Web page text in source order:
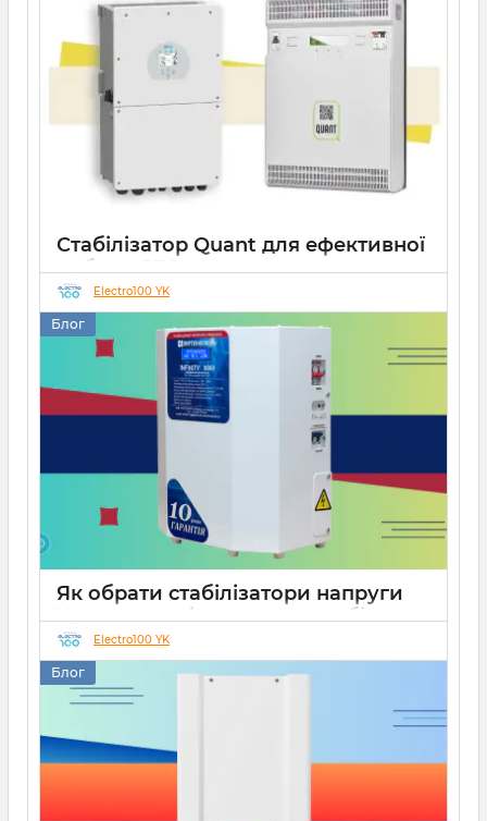
Стабілізатор Quant для ефективної
роботи СЕС
14 10 2025
Electro100 YK
Блог
Як обрати стабілізатори напруги
Укртехнологія для дому чи бізнесу
26 08 2025
Electro100 YK
Блог